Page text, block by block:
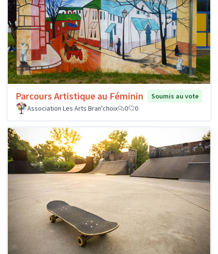
Parcours Artistique au Féminin
Soumis au vote
Association Les Arts Bran'choix
0 0